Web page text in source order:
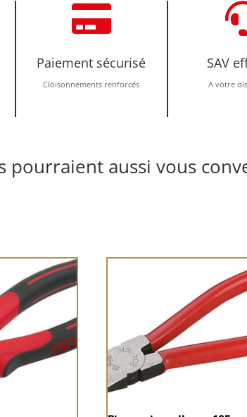

Paiement sécurisé
Cloisonnements renforcés
SAV
A votre
pourraient aussi vous